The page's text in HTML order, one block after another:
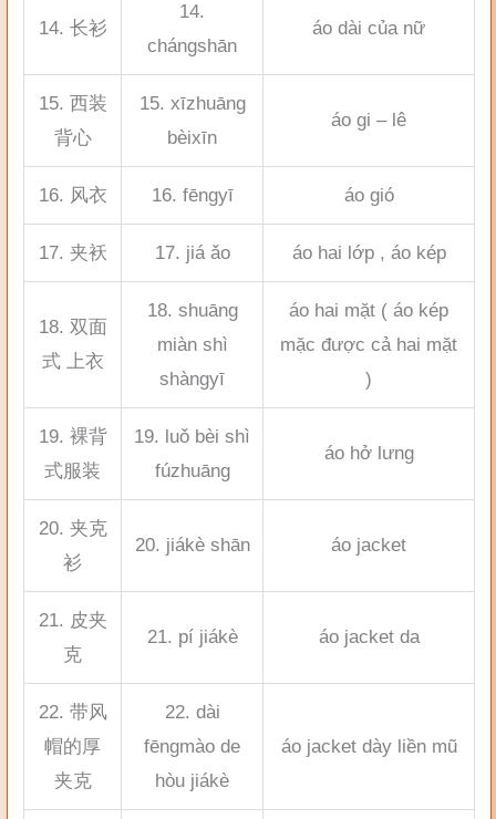
14. 长衫
14.
chángshān
áo dài của nữ
15. 西装
背心
15. xīzhuāng
bèixīn
áo gi – lê
16. 风衣 16. fēngyī áo gió
17. 夹袄 17. jiá ǎo áo hai lớp , áo kép
18. 双面
式 上衣
18. shuāng
miàn shì
shàngyī
áo hai mặt ( áo kép
mặc được cả hai mặt
)
19. 裸背
式服装
19. luǒ bèi shì
fúzhuāng
áo hở lưng
20. 夹克
衫
20. jiákè shān áo jacket
21. 皮夹
克
21. pí jiákè áo jacket da
22. 带风
帽的厚
夹克
22. dài
fēngmào de
hòu jiákè
áo jacket dày liền mũ